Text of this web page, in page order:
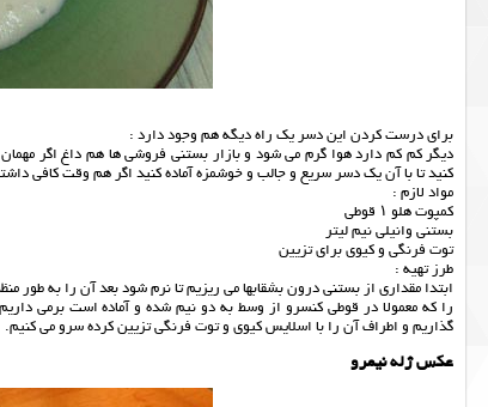
برای درست کردن این دسر یک راه دیگه هم وجود دارد :
دیگر کم کم دارد هوا گرم می شود و بازار بستنی فروشی ها هم داغ اگر مهمان
کنید تا با آن یک دسر سریع و جالب و خوشمزه آماده کنید اگر هم وقت کافی
مواد لازم :
کمپوت هلو ۱ قوطی
بستنی وانیلی نیم لیتر
توت فرنگی و کیوی برای تزیین
طرز تهیه :
ابتدا مقداری از بستنی درون بشقابها می ریزیم تا نرم شود بعد آن را به
گذاریم و اطراف آن را با اسلایس کیوی و توت فرنگی تزیین کرده سرو می کنیم.
عکس ژله نیمرو